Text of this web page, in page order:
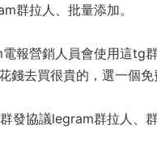
群拉人、批量添加。
報營銷人員會使用這tg
錢去買很貴的，選一個
發協議legram群拉人、